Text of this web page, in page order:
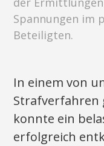
Spannungen im
Beteiligten.
In einem von
Strafverfahren
konnte ein
erfolgreich